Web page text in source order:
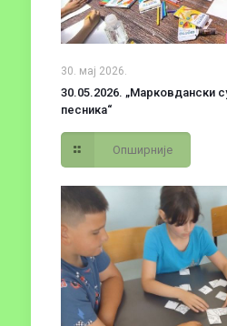
30. мај 2026.
30.05.2026. „Марковдански
песника“
Опширније